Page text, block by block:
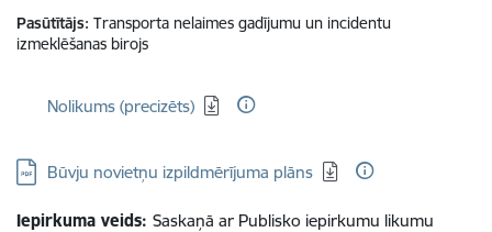
Pasūtītājs Transporta nelaimes gadījumu un incidentu
izmeklēšanas birojs
Lejupielādēt:
Nolikums (precizēts)
Lejupielādēt:
Būvju novietņu izpildmērījuma plāns
Iepirkuma veids: Saskaņā ar Publisko iepirkumu likumu